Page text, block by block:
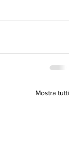
Mostra tutti